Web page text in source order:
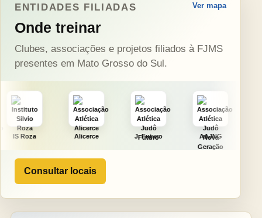
ENTIDADES FILIADAS
Onde treinar
Ver mapa
Clubes, associações e projetos filiados à FJMS
presentes em Mato Grosso do Sul.
Alicerce J. Futuro AAJNG TSURU
Consultar locais